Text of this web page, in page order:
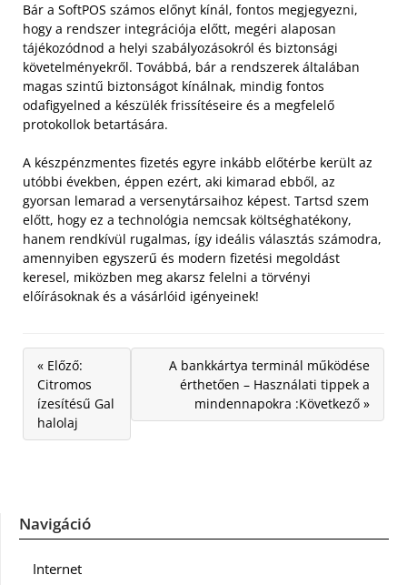
Bár a SoftPOS számos előnyt kínál, fontos megjegyezni,
hogy a rendszer integrációja előtt, megéri alaposan
tájékozódnod a helyi szabályozásokról és biztonsági
követelményekről. Továbbá, bár a rendszerek általában
magas szintű biztonságot kínálnak, mindig fontos
odafigyelned a készülék frissítéseire és a megfelelő
protokollok betartására.
A készpénzmentes fizetés egyre inkább előtérbe került az
utóbbi években, éppen ezért, aki kimarad ebből, az
gyorsan lemarad a versenytársaihoz képest. Tartsd szem
előtt, hogy ez a technológia nemcsak költséghatékony,
hanem rendkívül rugalmas, így ideális választás számodra,
amennyiben egyszerű és modern fizetési megoldást
keresel, miközben meg akarsz felelni a törvényi
előírásoknak és a vásárlóid igényeinek!
« Előző:
Citromos
ízesítésű Gal
halolaj
A bankkártya terminál működése
érthetően – Használati tippek a
mindennapokra :Következő »
Navigáció
Internet